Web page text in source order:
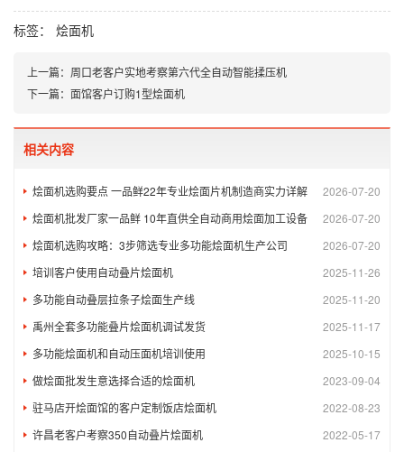
标签： 烩面机
上一篇： 周口老客户实地考察第六代全自动智能揉压机
下一篇： 面馆客户订购1型烩面机
相关内容
2026-07-20
烩面机选购要点 一品鲜22年专业烩面片机制造商实力详解
2026-07-20
烩面机批发厂家一品鲜 10年直供全自动商用烩面加工设备
2026-07-20
烩面机选购攻略：3步筛选专业多功能烩面机生产公司
2025-11-26
培训客户使用自动叠片烩面机
2025-11-20
多功能自动叠层拉条子烩面生产线
2025-11-17
禹州全套多功能叠片烩面机调试发货
2025-10-15
多功能烩面机和自动压面机培训使用
2023-09-04
做烩面批发生意选择合适的烩面机
2022-08-23
驻马店开烩面馆的客户定制饭店烩面机
2022-05-17
许昌老客户考察350自动叠片烩面机